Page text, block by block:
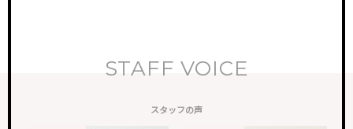
STAFF VOICE
スタッフの声